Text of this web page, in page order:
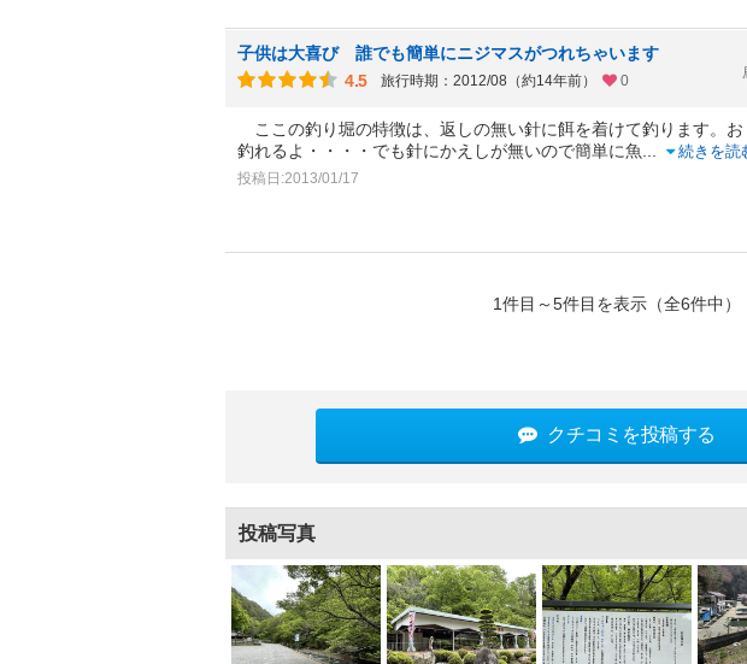
子供は大喜び 誰でも簡単にニジマスがつれちゃいます
4.5
旅行時期：2012/08（約14年前） 0
ここの釣り堀の特徴は、返しの無い針に餌を着けて釣ります。
釣れるよ・・・・でも針にかえしが無いので簡単に魚
続きを読
投稿日:2013/01/17
1件目～5件目を表示（全6件中）
クチコミを投稿する
投稿写真